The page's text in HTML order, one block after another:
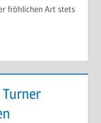
fröhlichen Art stets